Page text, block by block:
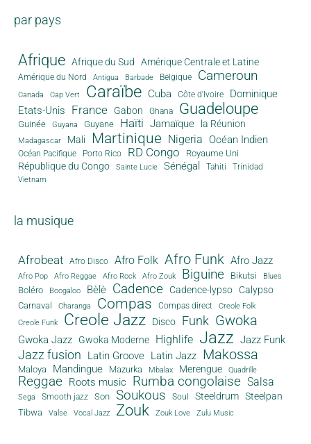
par pays
Afrique Afrique du Sud Amérique Centrale et Latine
Amérique du Nord Antigua Barbade Belgique Cameroun
Canada Cap Vert Caraïbe Cuba Côte d'Ivoire
Dominique
Etats-Unis
France Gabon Ghana Guadeloupe
Guinée Guyana Guyane Haïti Jamaïque la Réunion
Madagascar Mali Martinique Nigeria Océan Indien
Océan Pacifique Porto Rico RD Congo Royaume Uni
République du Congo Sainte Lucie Sénégal Tahiti Trinidad
Vietnam
la musique
Afrobeat Afro Disco Afro Folk Afro Funk Afro Jazz
Afro Pop Afro Reggae Afro Rock Afro Zouk Biguine Bikutsi Blues
Boléro Boogaloo Bèlè Cadence Cadence-lypso Calypso
Carnaval Charanga Compas Compas direct
Creole Folk
Creole Funk
Creole Jazz Disco Funk Gwoka
Gwoka Jazz Gwoka Moderne Highlife Jazz Jazz Funk
Jazz fusion Latin Groove Latin Jazz Makossa
Maloya Mandingue Mazurka Mbalax Merengue Quadrille
Reggae Roots music Rumba congolaise Salsa
Sega Smooth jazz Son Soukous Soul Steeldrum Steelpan
Tibwa Valse Vocal Jazz Zouk Zouk Love Zulu Music